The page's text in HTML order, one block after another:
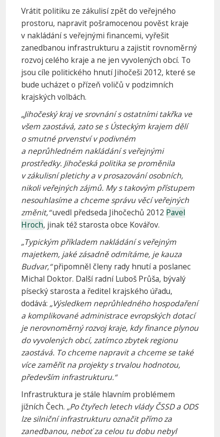
Vrátit politiku ze zákulisí zpět do veřejného
prostoru, napravit pošramocenou pověst kraje
v nakládání s veřejnými financemi, vyřešit
zanedbanou infrastrukturu a zajistit rovnoměrný
rozvoj celého kraje a ne jen vyvolených obcí. To
jsou cíle politického hnutí Jihočeši 2012, které se
bude ucházet o přízeň voličů v podzimních
krajských volbách.
„Jihočeský kraj ve srovnání s ostatními takřka ve
všem zaostává, zato se s Ústeckým krajem dělí
o smutné prvenství v podivném
a neprůhledném nakládání s veřejnými
prostředky. Jihočeská politika se proměnila
v zákulisní pletichy a v prosazování osobních,
nikoli veřejných zájmů. My s takovým přístupem
nesouhlasíme a chceme správu věcí veřejných
změnit,“uvedl předseda Jihočechů 2012 Pavel
Hroch, jinak též starosta obce Kovářov.
„Typickým příkladem nakládání s veřejným
majetkem, jaké zásadně odmítáme, je kauza
Budvar,“připomněl členy rady hnutí a poslanec
Michal Doktor. Další radní Luboš Průša, bývalý
písecký starosta a ředitel krajského úřadu,
dodává: „Výsledkem neprůhledného hospodaření
a komplikované administrace evropských dotací
je nerovnoměrný rozvoj kraje, kdy finance plynou
do vyvolených obcí, zatímco zbytek regionu
zaostává. To chceme napravit a chceme se také
více zaměřit na projekty s trvalou hodnotou,
především infrastrukturu.“
Infrastruktura je stále hlavním problémem
jižních Čech. „Po čtyřech letech vlády ČSSD a ODS
lze silniční infrastrukturu označit přímo za
zanedbanou, neboť za celou tu dobu nebyl